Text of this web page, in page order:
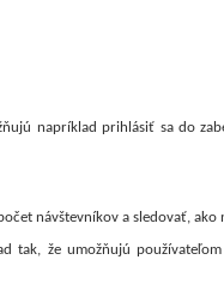
napríklad prihlásiť sa do
návštevníkov a sledovať, ako
tak, že umožňujú